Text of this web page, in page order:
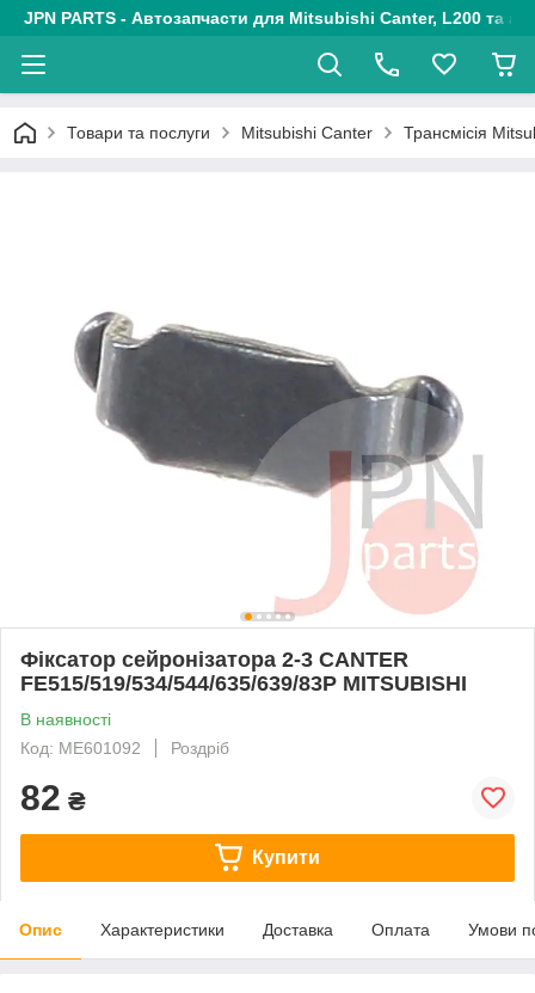
JPN PARTS - Автозапчасти для Mitsubishi Canter, L200 та
Товари та послуги Mitsubishi Canter Трансмісія
Фіксатор сейронізатора 2-3 CANTER
FE515/519/534/544/635/639/83P MITSUBISHI
В наявності
Код: ME601092
Роздріб
82 ₴
Купити
Опис Характеристики Доставка Оплата Умови